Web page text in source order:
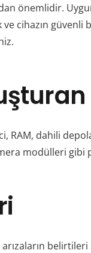
önemlidir.
güvenli
RAM, dahili
modülleri